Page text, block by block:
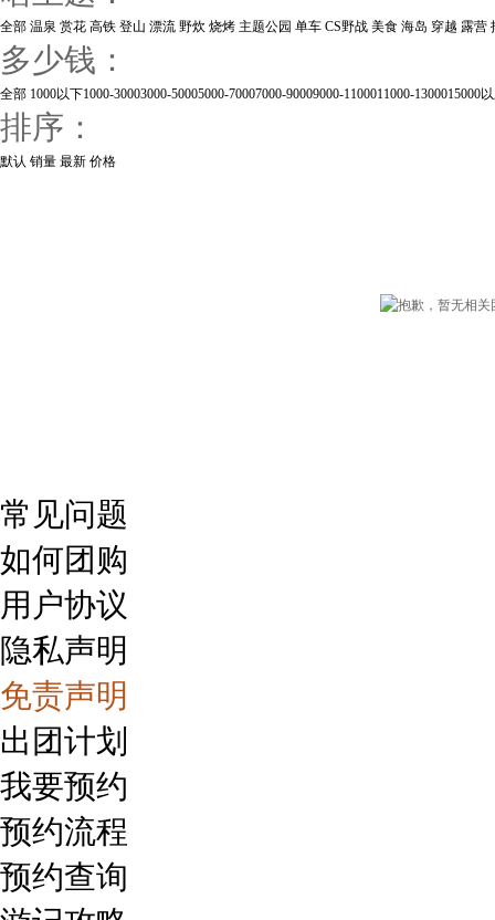
全部 温泉 赏花 高铁 登山 漂流 野炊 烧烤 主题公园 单车 CS野战 美食 海岛 穿越 露营
多少钱：
全部 1000以下1000-30003000-50005000-70007000-90009000-1100011000-1300015000
排序：
默认 销量 最新 价格
常见问题
如何团购
用户协议
隐私声明
免责声明
出团计划
我要预约
预约流程
预约查询